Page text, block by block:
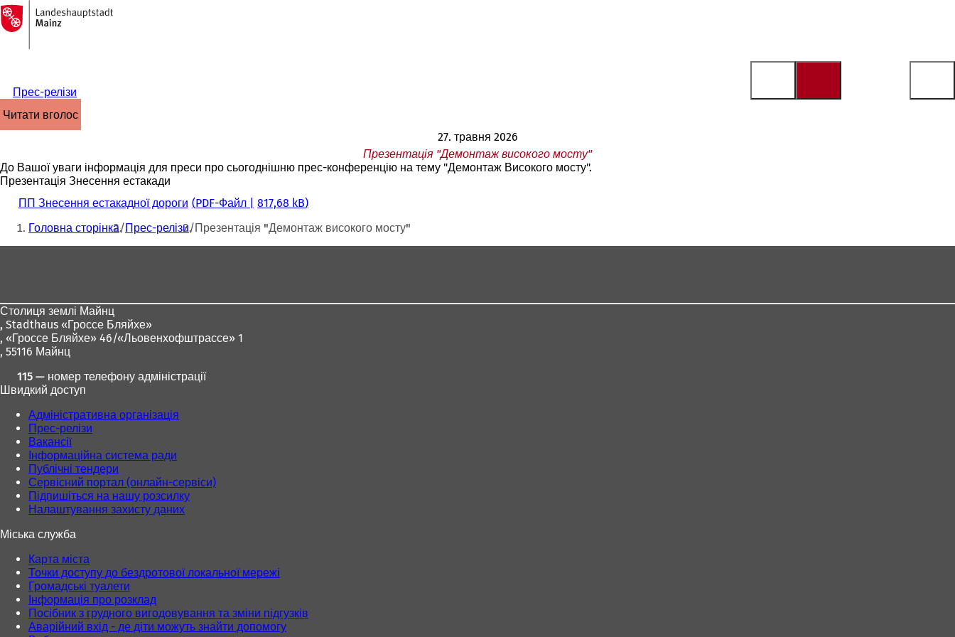
Перейти до змісту
На
головну
сторінку
Прес-релізи
читати вголос
27. травня 2026
Презентація "Демонтаж високого мосту"
До Вашої уваги інформація для преси про сьогоднішню прес-конференцію на тему "Демонтаж Високого мосту".
Презентація Знесення естакади
ПП Знесення естакадної дороги
PDF-Файл 817,68 kB
Ти
тут:
Головна сторінка Прес-релізи Презентація "Демонтаж високого мосту"
Столиця землі Майнц
, Stadthaus «Гроссе Бляйхе»
, «Гроссе Бляйхе» 46/«Льовенхофштрассе» 1
, 55116 Майнц
115 — номер телефону адміністрації
Швидкий доступ
Адміністративна організація
Прес-релізи
Вакансії
Інформаційна система ради
Публічні тендери
Сервісний портал (онлайн-сервіси)
Підпишіться на нашу розсилку
Налаштування захисту даних
Міська служба
Карта міста
Точки доступу до бездротової локальної мережі
Громадські туалети
Інформація про розклад
Посібник з грудного вигодовування та зміни підгузків
Аварійний вхід - де діти можуть знайти допомогу